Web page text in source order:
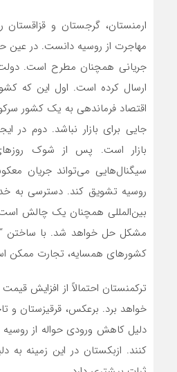
ارمنستان، گرجستان و قزاقستان
مهاجرت از روسیه دانست. در عین
جریانی همچنان مطرح است.
ارسال کرده است. اول این که
اقتصاد فرماندهی به یک کشور
جایی برای بازار نباشد. دوم در
بازار است. پس از شوک
سیگنال‌هایی‌ می‌تواند جریان
روسیه تشویق کند. دسترسی به
بین‌المللی همچنان یک چالش
مشکل حل خواهد شد. با ساختن
کشورهای همسایه، تجارت ممکن
ترکمنستان احتمالاً از افزایش
خواهد برد. برعکس، قرقیزستان
دلیل کاهش ورودی حواله از روسیه
کنند. ازبکستان در این زمینه به